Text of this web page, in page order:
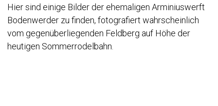
Hier sind einige Bilder der ehemaligen Arminiuswerft
Bodenwerder zu finden, fotografiert wahrscheinlich
vom gegenüberliegenden Feldberg auf Höhe der
heutigen Sommerrodelbahn.